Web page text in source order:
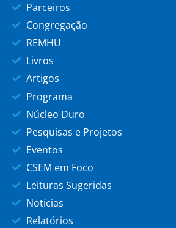
Parceiros
Congregação
REMHU
Livros
Artigos
Programa
Núcleo Duro
Pesquisas e Projetos
Eventos
CSEM em Foco
Leituras Sugeridas
Notícias
Relatórios